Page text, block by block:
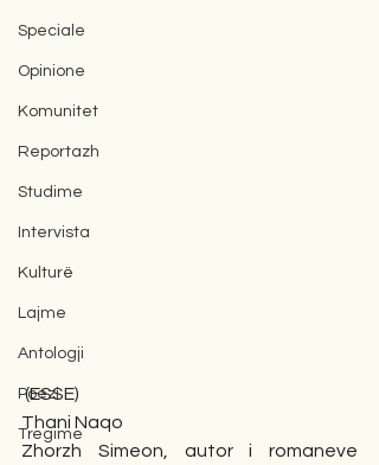
Speciale
Opinione
Komunitet
Reportazh
Studime
Intervista
Kulturë
Lajme
Antologji
Poezi
Tregime
(ESSE)
Thani Naqo
Zhorzh Simeon, autor i romaneve